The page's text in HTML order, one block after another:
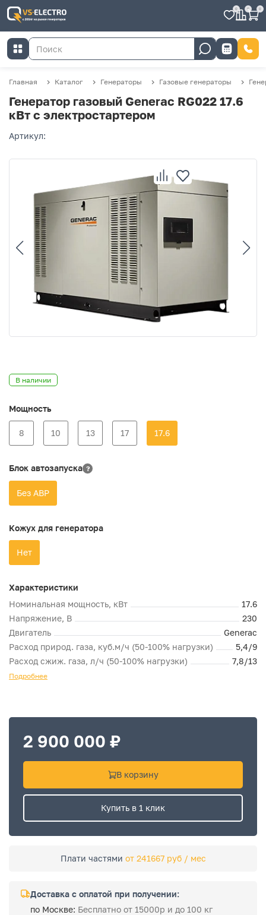
0 0 0
Главная Каталог Генераторы Газовые генераторы
Генератор газовый Generac RG022 17.6
кВт с электростартером
Артикул:
В наличии
Мощность
8 10 13 17 17.6
Блок автозапуска ?
Без АВР
Кожух для генератора
Нет
Характеристики
Номинальная мощность, кВт
17.6
Напряжение, В
230
Двигатель
Generac
Расход природ. газа, куб.м/ч (50-100% нагрузки)
5,4/9
Расход сжиж. газа, л/ч (50-100% нагрузки)
7,8/13
Подробнее
2 900 000 ₽
В корзину
Купить в 1 клик
Плати частями от 241667 руб / мес
Доставка с оплатой при получении:
по Москве: Бесплатно от 15000р и до 100 кг